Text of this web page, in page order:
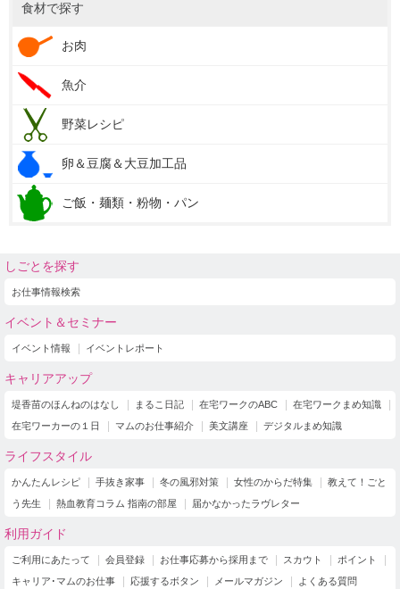
食材で探す
お肉
魚介
野菜レシピ
卵＆豆腐＆大豆加工品
ご飯・麺類・粉物・パン
しごとを探す
お仕事情報検索
イベント＆セミナー
イベント情報 イベントレポート
キャリアアップ
堤香苗のほんねのはなし まるこ日記 在宅ワークのABC
在宅ワークまめ知識
在宅ワーカーの１日
マムのお仕事紹介 美文講座 デジタルまめ知識
ライフスタイル
かんたんレシピ 手抜き家事 冬の風邪対策 女性のからだ特集
教えて！ごと
う先生
熱血教育コラム 指南の部屋 届かなかったラヴレター
利用ガイド
ご利用にあたって 会員登録 お仕事応募から採用まで スカウト
ポイント
キャリア･マムのお仕事
応援するボタン メールマガジン よくある質問